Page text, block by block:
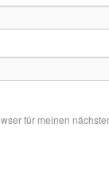
für meinen